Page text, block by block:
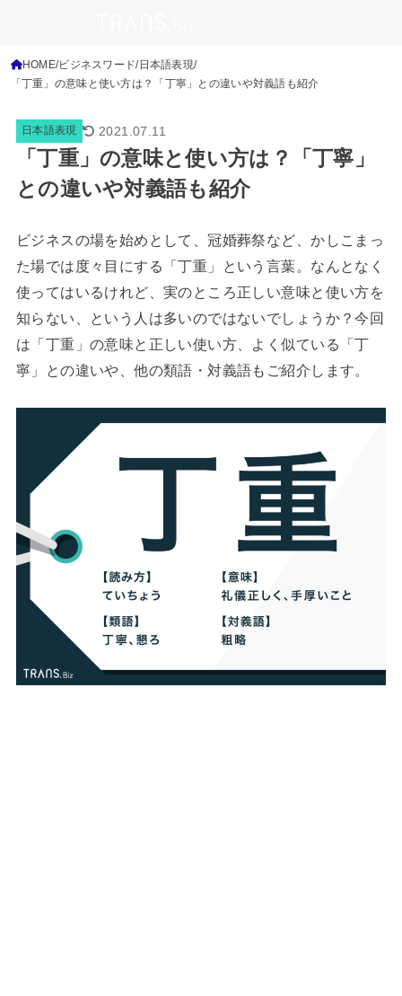
HOME ビジネスワード 日本語表現
「丁重」の意味と使い方は？「丁寧」との違いや対義語も紹介
日本語表現 2021.07.11
「丁重」の意味と使い方は？「丁寧」
との違いや対義語も紹介
ビジネスの場を始めとして、冠婚葬祭など、かしこまっ
た場では度々目にする「丁重」という言葉。なんとなく
使ってはいるけれど、実のところ正しい意味と使い方を
知らない、という人は多いのではないでしょうか？今回
は「丁重」の意味と正しい使い方、よく似ている「丁
寧」との違いや、他の類語・対義語もご紹介します。